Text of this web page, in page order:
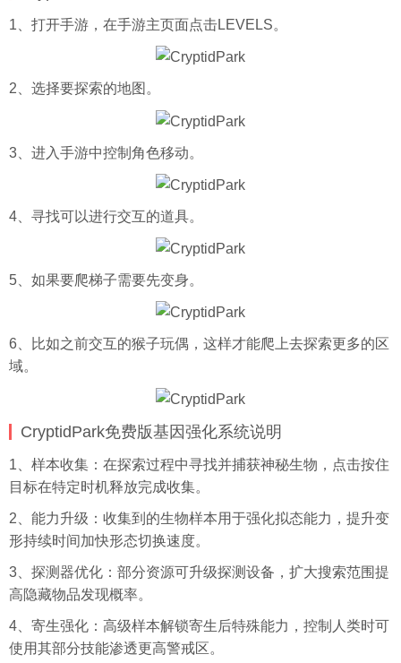
1、打开手游，在手游主页面点击LEVELS。
2、选择要探索的地图。
3、进入手游中控制角色移动。
4、寻找可以进行交互的道具。
5、如果要爬梯子需要先变身。
6、比如之前交互的猴子玩偶，这样才能爬上去探索更多的区
域。
CryptidPark免费版基因强化系统说明
1、样本收集：在探索过程中寻找并捕获神秘生物，点击按住
目标在特定时机释放完成收集。
2、能力升级：收集到的生物样本用于强化拟态能力，提升变
形持续时间加快形态切换速度。
3、探测器优化：部分资源可升级探测设备，扩大搜索范围提
高隐藏物品发现概率。
4、寄生强化：高级样本解锁寄生后特殊能力，控制人类时可
使用其部分技能渗透更高警戒区。